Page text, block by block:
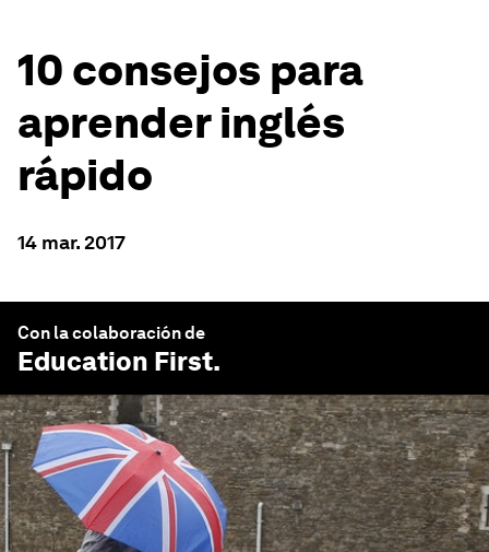
10 consejos para
aprender inglés
rápido
14 mar. 2017
Con la colaboración de
Education First.